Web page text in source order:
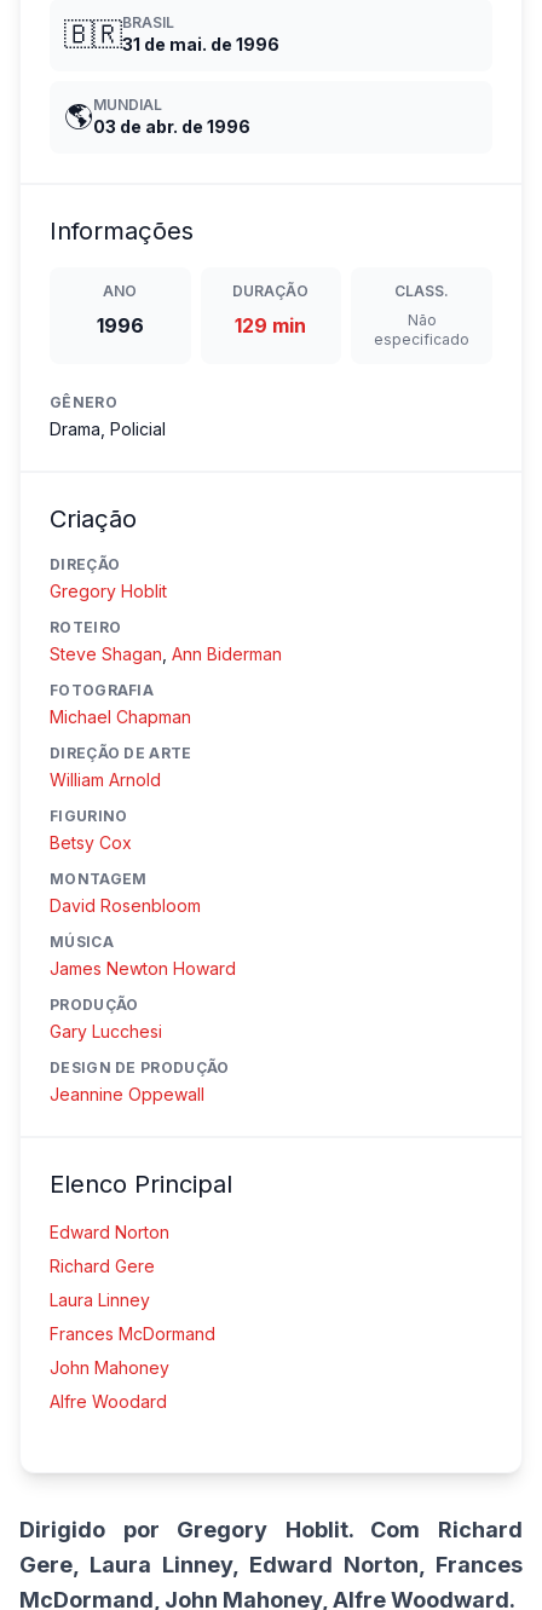
🇧🇷BRASIL
31 de mai. de 1996
🌎MUNDIAL
03 de abr. de 1996
Informações
ANO
1996
DURAÇÃO
129 min
CLASS.
Não
especificado
GÊNERO
Drama, Policial
Criação
DIREÇÃO
Gregory Hoblit
ROTEIRO
Steve Shagan Ann Biderman
FOTOGRAFIA
Michael Chapman
DIREÇÃO DE ARTE
William Arnold
FIGURINO
Betsy Cox
MONTAGEM
David Rosenbloom
MÚSICA
James Newton Howard
PRODUÇÃO
Gary Lucchesi
DESIGN DE PRODUÇÃO
Jeannine Oppewall
Elenco Principal
Edward Norton
Richard Gere
Laura Linney
Frances McDormand
John Mahoney
Alfre Woodard
Dirigido por Gregory Hoblit. Com Richard
Gere, Laura Linney, Edward Norton, Frances
McDormand, John Mahoney, Alfre Woodward.